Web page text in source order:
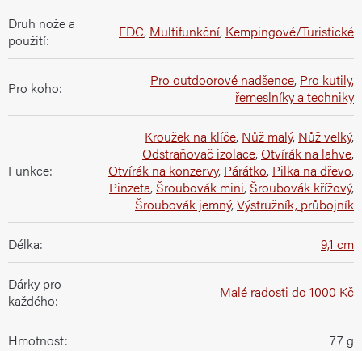
Druh nože a
použití: EDC, Multifunkční, Kempingové/Turistické
Pro koho: Pro outdoorové nadšence, Pro kutily,
řemeslníky a techniky
Funkce:
Kroužek na klíče, Nůž malý, Nůž velký,
Odstraňovač izolace,Otvírák na lahve,
Otvírák na konzervy, Párátko, Pilka na dřevo,
Pinzeta, Šroubovák mini, Šroubovák křížový,
Šroubovák jemný,Výstružník, průbojník
Délka: 9,1 cm
Dárky pro
každého: Malé radosti do 1000 Kč
Hmotnost: 77 g